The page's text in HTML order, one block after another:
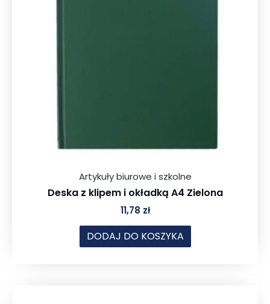
Artykuły biurowe i szkolne
Deska z klipem i okładką A4 Zielona
11,78 zł
DODAJ DO KOSZYKA